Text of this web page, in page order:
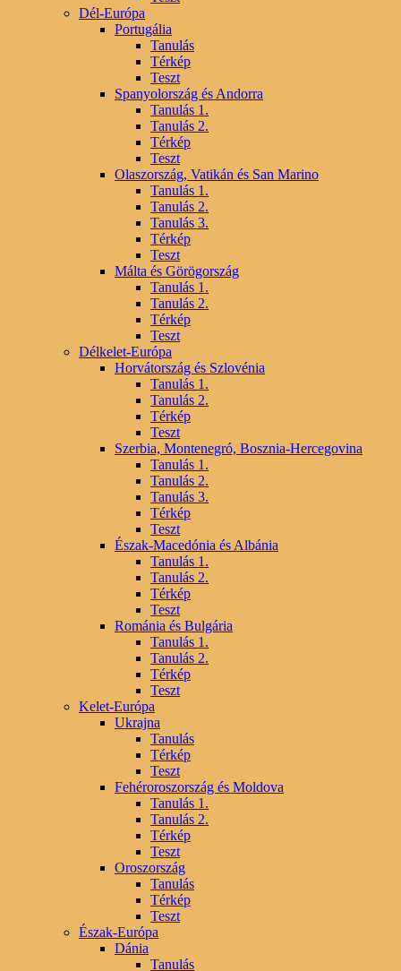
Dél-Európa
Portugália
Tanulás
Térkép
Teszt
Spanyolország és Andorra
Tanulás 1.
Tanulás 2.
Térkép
Teszt
Olaszország, Vatikán és San Marino
Tanulás 1.
Tanulás 2.
Tanulás 3.
Térkép
Teszt
Málta és Görögország
Tanulás 1.
Tanulás 2.
Térkép
Teszt
Délkelet-Európa
Horvátország és Szlovénia
Tanulás 1.
Tanulás 2.
Térkép
Teszt
Szerbia, Montenegró, Bosznia-Hercegovina
Tanulás 1.
Tanulás 2.
Tanulás 3.
Térkép
Teszt
Észak-Macedónia és Albánia
Tanulás 1.
Tanulás 2.
Térkép
Teszt
Románia és Bulgária
Tanulás 1.
Tanulás 2.
Térkép
Teszt
Kelet-Európa
Ukrajna
Tanulás
Térkép
Teszt
Fehéroroszország és Moldova
Tanulás 1.
Tanulás 2.
Térkép
Teszt
Oroszország
Tanulás
Térkép
Teszt
Észak-Európa
Dánia
Tanulás